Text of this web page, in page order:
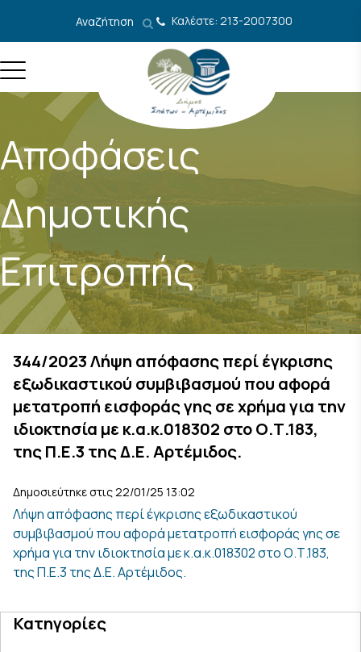
Αναζήτηση Καλέστε: 213-2007300
Αποφάσεις
Δημοτικής
Επιτροπής
344/2023 Λήψη απόφασης περί έγκρισης
εξωδικαστικού συμβιβασμού που αφορά
μετατροπή εισφοράς γης σε χρήμα για την
ιδιοκτησία με κ.α.κ.018302 στο Ο.Τ.183,
της Π.Ε.3 της Δ.Ε. Αρτέμιδος.
Δημοσιεύτηκε στις 22/01/25 13:02
Λήψη απόφασης περί έγκρισης εξωδικαστικού
συμβιβασμού που αφορά μετατροπή εισφοράς γης σε
χρήμα για την ιδιοκτησία με κ.α.κ.018302 στο Ο.Τ.183,
της Π.Ε.3 της Δ.Ε. Αρτέμιδος.
Κατηγορίες